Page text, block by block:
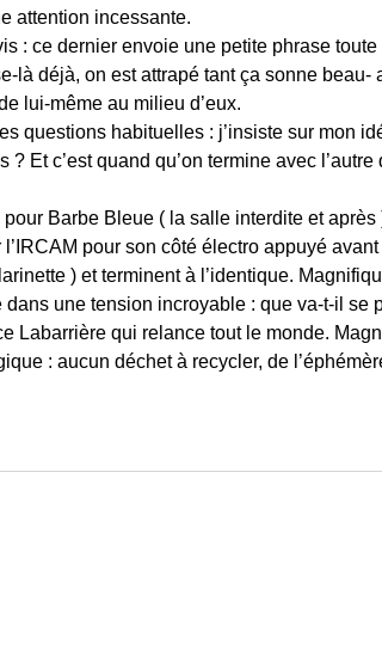
attention incessante.
: ce dernier envoie une petite phrase
déjà, on est attrapé tant ça sonne beau-
lui-même au milieu d’eux.
questions habituelles : j’insiste sur mon
Et c’est quand qu’on termine avec
pour Barbe Bleue ( la salle interdite et
pour son côté électro appuyé
) et terminent à l’identique.
une tension incroyable : que va-t-il se
Labarrière qui relance tout le monde.
: aucun déchet à recycler, de